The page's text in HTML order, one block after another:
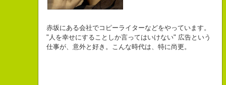
チームVision 事務局長
自己紹介ジェネレーターというサイトがある。試しにやってみた。
こんちゃっ保持壮太郎っていいます。
皆からは「保持壮太郎ピーナッツ」って呼ばれてるよ。
なにがしか書いていられるしごとはとっても
幸せでとっても怖いですが、きょうもなんとか幸せに
生きられてる私は幸せなのかもしれません。
長崎県五島市出身
３６歳
「五島列島はよいところです。
Copy writer
10周年キャンペーン中です。
初対面の人によく言われる。
「きれいな名前ですね」
こう返す。「ええ、名前だけは」
赤坂にある会社でコピーライターなどをやっています。
"人を幸せにすることしか言ってはいけない" 広告という
仕事が、意外と好き。こんな時代は、特に尚更。